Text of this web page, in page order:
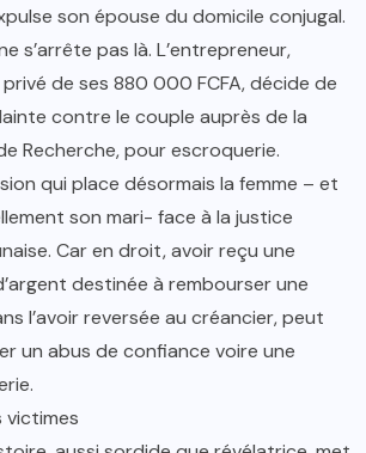
son épouse du domicile conjugal.
s’arrête pas là. L’entrepreneur,
de ses 880 000 FCFA, décide de
contre le couple auprès de la
Recherche, pour escroquerie.
qui place désormais la femme – et
son mari- face à la justice
Car en droit, avoir reçu une
destinée à rembourser une
l’avoir reversée au créancier, peut
un abus de confiance voire une
victimes